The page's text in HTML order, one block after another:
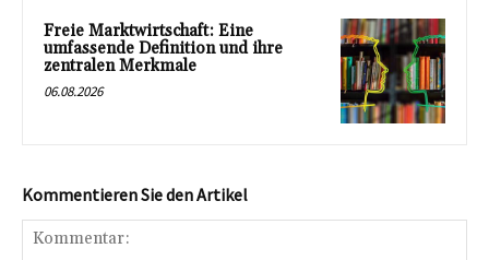
Freie Marktwirtschaft: Eine
umfassende Definition und ihre
zentralen Merkmale
06.08.2026
Kommentieren Sie den Artikel